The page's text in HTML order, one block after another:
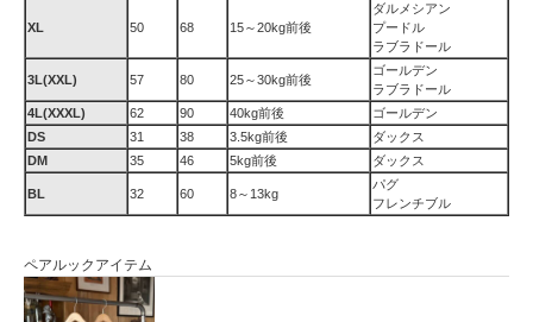
XL 50 68 15～20kg前後
ダルメシアン
プードル
ラブラドール
3L(XXL) 57 80 25～30kg前後
ゴールデン
ラブラドール
4L(XXXL)
62 90 40kg前後
ゴールデン
DS
31 38 3.5kg前後
ダックス
DM
35 46 5kg前後 ダックス
BL 32 60 8～13kg
パグ
フレンチブル
ペアルックアイテム